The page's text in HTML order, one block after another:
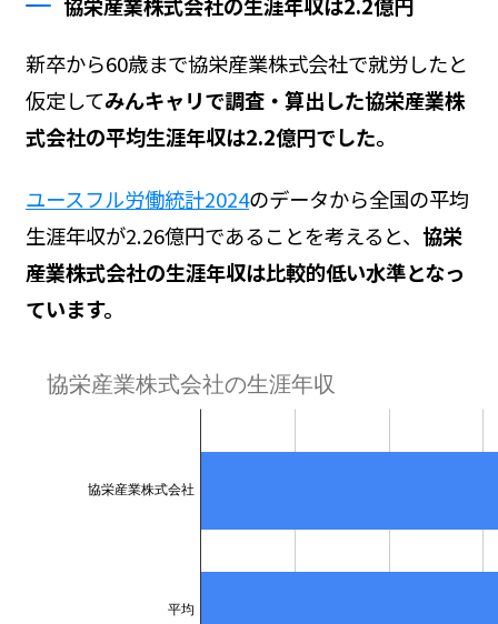
新卒から60歳まで協栄産業株式会社で就労したと
仮定してみんキャリで調査・算出した協栄産業株
式会社の平均生涯年収は2.2億円でした。
ユースフル労働統計2024のデータから全国の平均
生涯年収が2.26億円であることを考えると、 協栄
産業株式会社の生涯年収は比較的低い水準となっ
ています。